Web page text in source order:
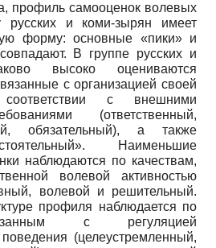
профиль самооценок волевых
русских и коми-зырян имеет
форму: основные «пики» и
В группе русских и
высоко оцениваются
с организацией своей
с внешними
(ответственный,
обязательный), а также
Наименьшие
наблюдаются по качествам,
волевой активностью
волевой и решительный.
профиля наблюдается по
с регуляцией
(целеустремленный,